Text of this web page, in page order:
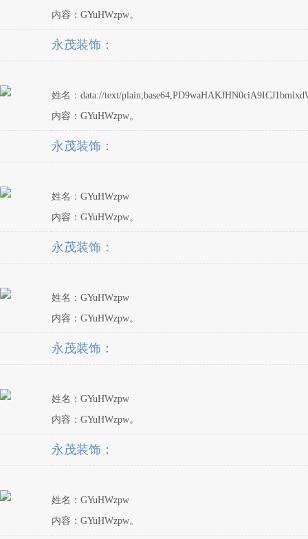
内容：GYuHWzpw。
永茂装饰：
姓名：data://text/
内容：GYuHWzpw。
永茂装饰：
姓名：GYuHWzpw
内容：GYuHWzpw。
永茂装饰：
姓名：GYuHWzpw
内容：GYuHWzpw。
永茂装饰：
姓名：GYuHWzpw
内容：GYuHWzpw。
永茂装饰：
姓名：GYuHWzpw
内容：GYuHWzpw。